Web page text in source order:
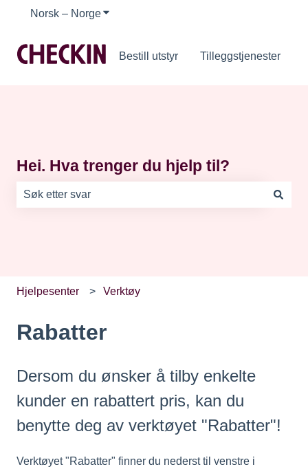
Norsk – NorgeVis undermeny for oversettelser
Bestill utstyr Tilleggstjenester
Hei. Hva trenger du hjelp til?
Hjelpesenter Verktøy
Rabatter
Dersom du ønsker å tilby enkelte
kunder en rabattert pris, kan du
benytte deg av verktøyet "Rabatter"!
Verktøyet "Rabatter" finner du nederst til venstre i